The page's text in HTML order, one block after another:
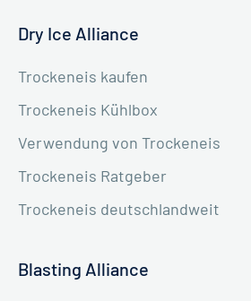
Dry Ice Alliance
Trockeneis kaufen
Trockeneis Kühlbox
Verwendung von Trockeneis
Trockeneis Ratgeber
Trockeneis deutschlandweit
Blasting Alliance